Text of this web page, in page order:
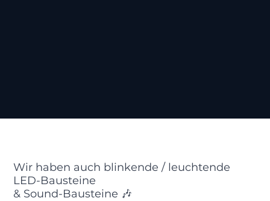
Wir haben auch blinkende / leuchtende
LED-Bausteine
& Sound-Bausteine 🎶